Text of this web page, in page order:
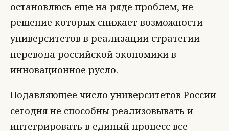
остановлюсь еще на ряде проблем, не
решение которых снижает возможности
университетов в реализации стратегии
перевода российской экономики в
инновационное русло.
Подавляющее число университетов России
сегодня не способны реализовывать и
интегрировать в единый процесс все